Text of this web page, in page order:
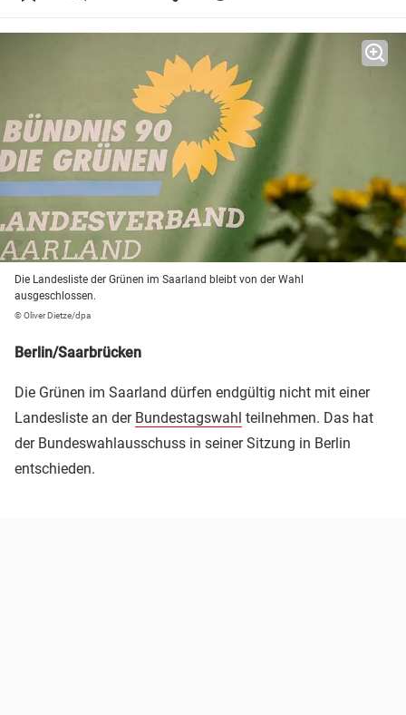
Die Landesliste der Grünen im Saarland bleibt von der Wahl
ausgeschlossen.
© Oliver Dietze/dpa
Berlin/Saarbrücken
Die Grünen im Saarland dürfen endgültig nicht mit einer
Landesliste an der Bundestagswahl teilnehmen. Das hat
der Bundeswahlausschuss in seiner Sitzung in Berlin
entschieden.